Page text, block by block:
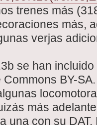
trenes más
más,
verjas
se han
BY-SA.
más
una con su